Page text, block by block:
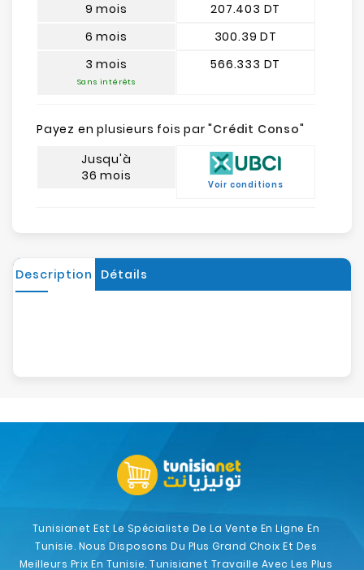
9 mois
6 mois
3 mois
Sans intérêts
207.403 DT
300.39 DT
566.333 DT
Payez en plusieurs fois par "Crédit Conso"
Jusqu'à
36 mois
Voir conditions
Description Détails
Tunisianet Est Le Spécialiste De La Vente En Ligne En
Tunisie. Nous Disposons Du Plus Grand Choix Et Des
Meilleurs Prix En Tunisie. Tunisianet Travaille Avec Les Plus